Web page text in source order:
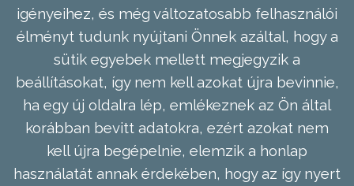
igényeihez, és még változatosabb felhasználói
élményt tudunk nyújtani Önnek azáltal, hogy a
sütik egyebek mellett megjegyzik a
beállításokat, így nem kell azokat újra bevinnie,
ha egy új oldalra lép, emlékeznek az Ön által
korábban bevitt adatokra, ezért azokat nem
kell újra begépelnie, elemzik a honlap
használatát annak érdekében, hogy az így nyert